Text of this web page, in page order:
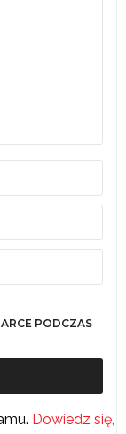
PODCZAS
Dowiedz się,